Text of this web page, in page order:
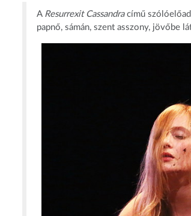
A Resurrexit Cassandracímű
papnő, sámán, szent asszony, jövőbe